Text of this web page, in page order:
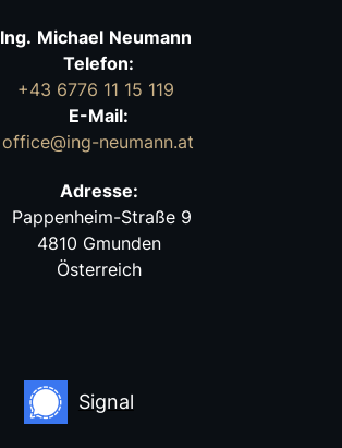
Ing. Michael Neumann
Telefon:
+43 6776 11 15 119
E-Mail:
office@ing-neumann.at
Adresse:
Pappenheim-Straße 9
4810 Gmunden
Österreich
Signal